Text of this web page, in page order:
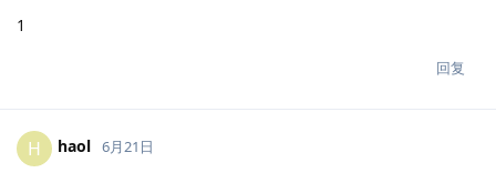
1
回复
H haol 6月21日